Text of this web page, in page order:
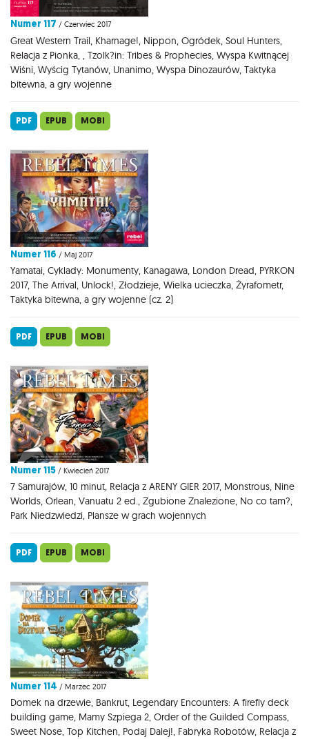
Numer 117 / Czerwiec 2017
Great Western Trail, Kharnage!, Nippon, Ogródek, Soul Hunters,
Relacja z Pionka, , Tzolk?in: Tribes & Prophecies, Wyspa Kwitnącej
Wiśni, Wyścig Tytanów, Unanimo, Wyspa Dinozaurów, Taktyka
bitewna, a gry wojenne
PDF EPUB MOBI
Numer 116 / Maj 2017
Yamatai, Cyklady: Monumenty, Kanagawa, London Dread, PYRKON
2017, The Arrival, Unlock!, Złodzieje, Wielka ucieczka, Żyrafometr,
Taktyka bitewna, a gry wojenne (cz. 2)
PDF EPUB MOBI
Numer 115 / Kwiecień 2017
7 Samurajów, 10 minut, Relacja z ARENY GIER 2017, Monstrous, Nine
Worlds, Orlean, Vanuatu 2 ed., Zgubione Znalezione, No co tam?,
Park Niedzwiedzi, Plansze w grach wojennych
PDF EPUB MOBI
Numer 114 / Marzec 2017
Domek na drzewie, Bankrut, Legendary Encounters: A firefly deck
building game, Mamy Szpiega 2, Order of the Guilded Compass,
Sweet Nose, Top Kitchen, Podaj Dalej!, Fabryka Robotów, Relacja z